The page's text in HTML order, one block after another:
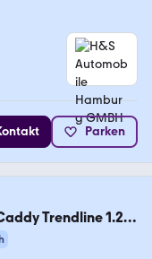
Parken
Trendline 1.2
3315